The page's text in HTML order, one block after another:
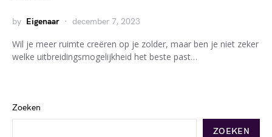
by Eigenaar december 7, 2023
Wil je meer ruimte creëren op je zolder, maar ben je niet zeker
welke uitbreidingsmogelijkheid het beste past…
Zoeken
ZOEKEN